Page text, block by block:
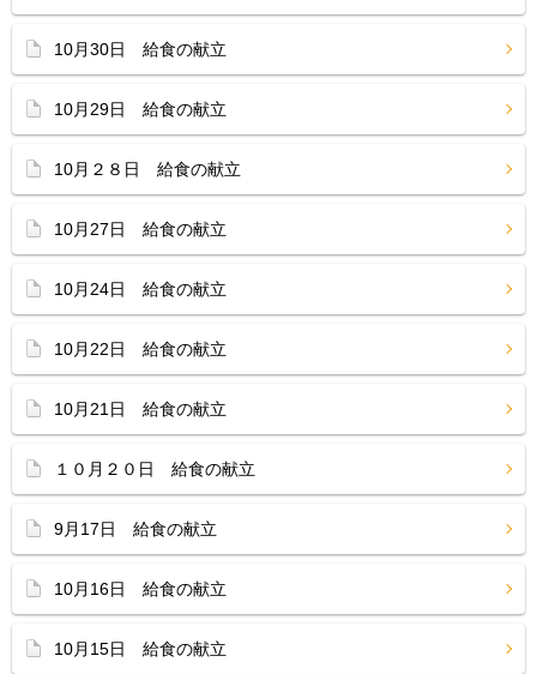
10月30日 給食の献立
10月29日 給食の献立
10月２８日 給食の献立
10月27日 給食の献立
10月24日 給食の献立
10月22日 給食の献立
10月21日 給食の献立
１０月２０日 給食の献立
9月17日 給食の献立
10月16日 給食の献立
10月15日 給食の献立